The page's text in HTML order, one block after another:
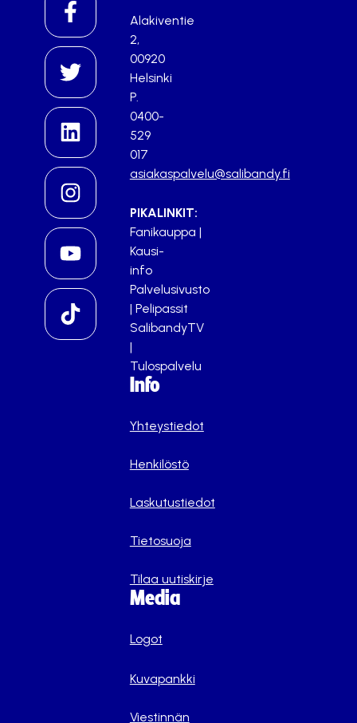
Alakiventie
2,
00920
Helsinki
P.
0400-
529
017
asiakaspalvelu@salibandy.fi
PIKALINKIT:
Fanikauppa |
Kausi-
info
Palvelusivusto
| Pelipassit
SalibandyTV
|
Tulospalvelu
Info
Yhteystiedot
Henkilöstö
Laskutustiedot
Tietosuoja
Tilaa uutiskirje
Media
Logot
Kuvapankki
Viestinnän